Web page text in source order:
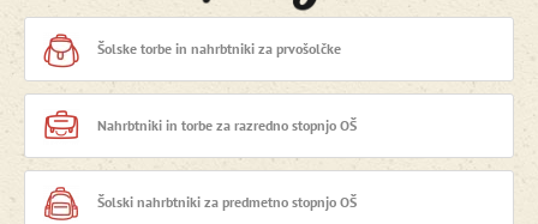
BAAGL je idealna izbira za starše, ki iščejo kombinacijo
ergonomije, kakovosti in dizajna, ki otroke resnično
navduši.
Šolske torbe in nahrbtniki za prvošolčke
Nahrbtniki in torbe za razredno stopnjo OŠ
Šolski nahrbtniki za predmetno stopnjo OŠ